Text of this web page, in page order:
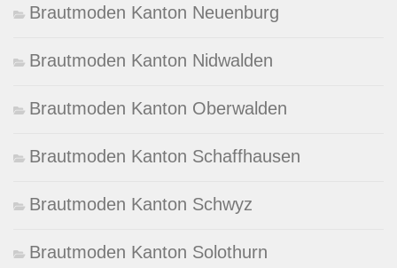
Brautmoden Kanton Neuenburg
Brautmoden Kanton Nidwalden
Brautmoden Kanton Oberwalden
Brautmoden Kanton Schaffhausen
Brautmoden Kanton Schwyz
Brautmoden Kanton Solothurn